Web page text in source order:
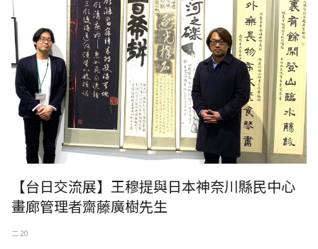
【台日交流展】王穆提與日本神奈川縣民中心
畫廊管理者齋藤廣樹先生
二 20